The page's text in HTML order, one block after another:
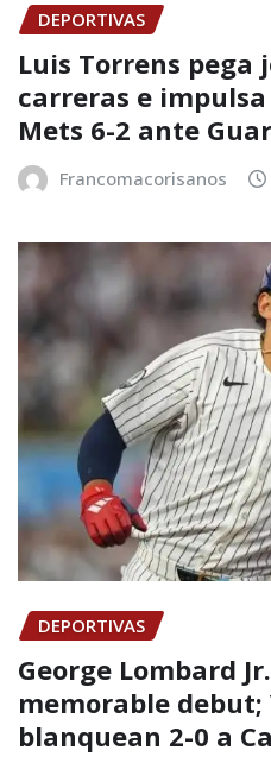
DEPORTIVAS
Luis Torrens pega
carreras e
Mets 6-2 ante
Francomacorisanos
DEPORTIVAS
George Lombard
memorable debut;
blanquean 2-0 a